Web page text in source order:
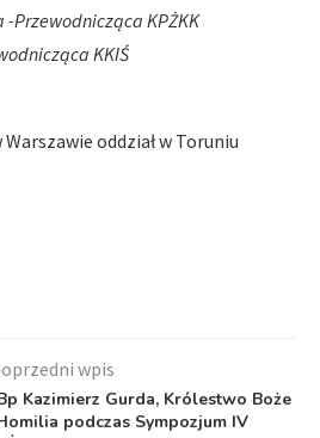
-Przewodnicząca KPŻKK
KKIŚ
oddział w Toruniu
wpis
Kazimierz Gurda, Królestwo Boże
podczas Sympozjum IV